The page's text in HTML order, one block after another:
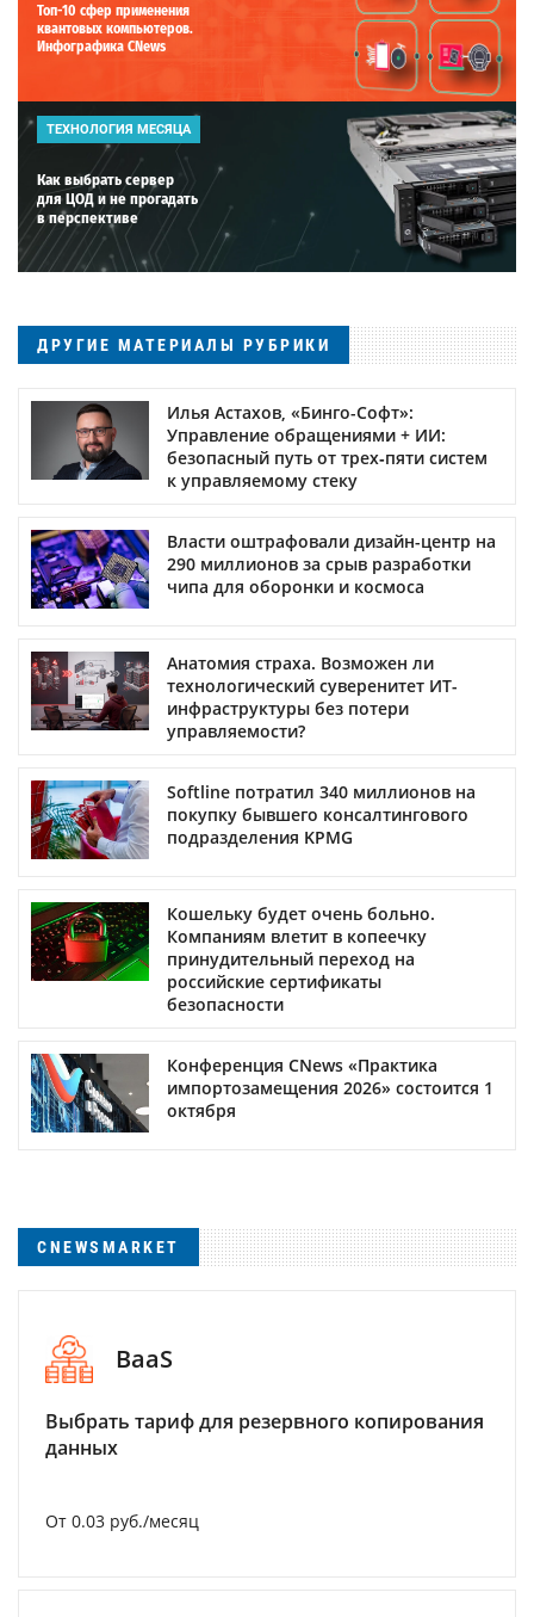
Топ-10 сфер применения
квантовых компьютеров.
Инфографика CNews
ТЕХНОЛОГИЯ МЕСЯЦА
Как выбрать сервер
для ЦОД и не прогадать
в перспективе
ДРУГИЕ МАТЕРИАЛЫ РУБРИКИ
Илья Астахов, «Бинго-Софт»:
Управление обращениями + ИИ:
безопасный путь от трех‑пяти систем
к управляемому стеку
Власти оштрафовали дизайн-центр на
290 миллионов за срыв разработки
чипа для оборонки и космоса
Анатомия страха. Возможен ли
технологический суверенитет ИТ-
инфраструктуры без потери
управляемости?
Softline потратил 340 миллионов на
покупку бывшего консалтингового
подразделения KPMG
Кошельку будет очень больно.
Компаниям влетит в копеечку
принудительный переход на
российские сертификаты
безопасности
Конференция CNews «Практика
импортозамещения 2026» состоится 1
октября
CNEWSMARKET
BaaS
Выбрать тариф для резервного копирования
данных
От 0.03 руб./месяц